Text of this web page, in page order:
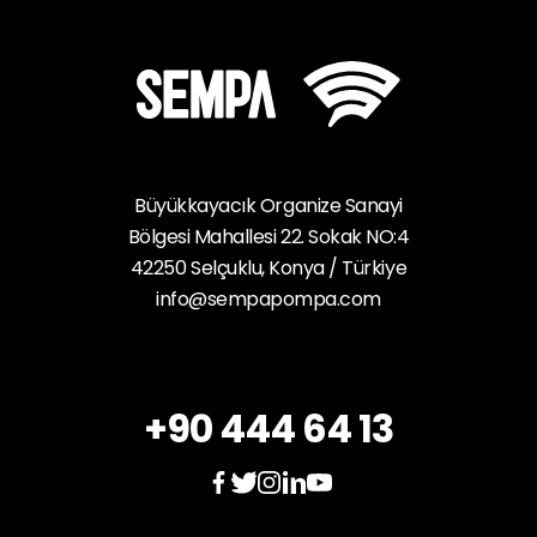
Büyükkayacık Organize Sanayi
Bölgesi Mahallesi 22. Sokak NO:4
42250 Selçuklu, Konya / Türkiye
info@sempapompa.com
+90 444 64 13